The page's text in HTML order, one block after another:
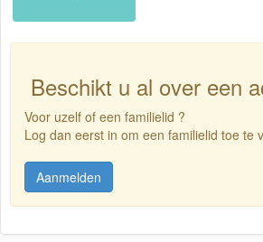
Beschikt u al over een
Voor uzelf of een familielid ?
Log dan eerst in om een familielid toe te
Aanmelden